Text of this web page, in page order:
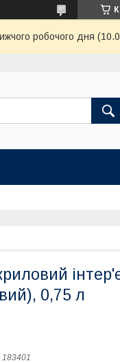
робочого дня
0,75 л
183401